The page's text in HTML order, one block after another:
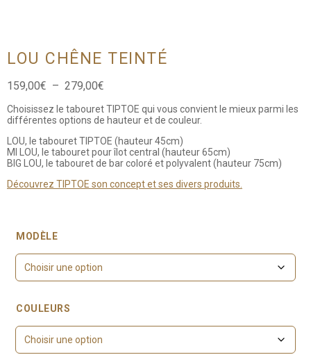
LOU CHÊNE TEINTÉ
159,00€ – 279,00€
prix :
159,00€
à
279,00€
Choisissez le tabouret TIPTOE qui vous convient le mieux parmi les
différentes options de hauteur et de couleur.
LOU, le tabouret TIPTOE (hauteur 45cm)
MI LOU, le tabouret pour îlot central (hauteur 65cm)
BIG LOU, le tabouret de bar coloré et polyvalent (hauteur 75cm)
Découvrez TIPTOE son concept et ses divers produits.
MODÈLE
COULEURS